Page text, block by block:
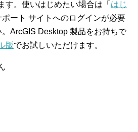
す。使いはじめたい場合は「 はじ
ポート サイトへのログインが必要
ArcGIS Desktop 製品をお持ちで
版でお試しいただけます。